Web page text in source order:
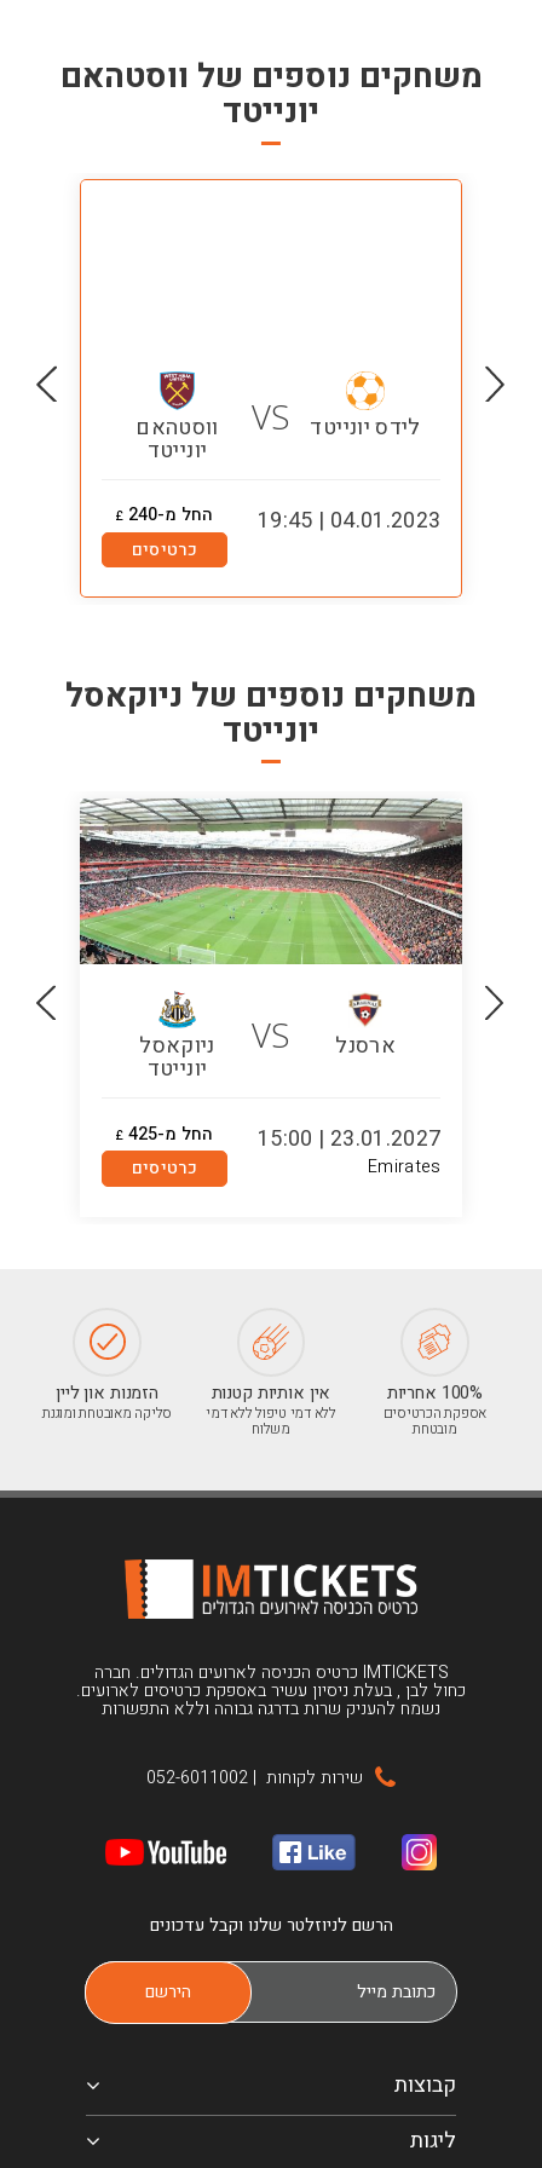
משחקים נוספים של ווסטהאם
יונייטד
לידס יונייטד VS ווסטהאם
יונייטד
04.01.2023 | 19:45 החל מ-240 £
כרטיסים
משחקים נוספים של ניוקאסל
יונייטד
ארסנל VS ניוקאסל
יונייטד
23.01.2027 | 15:00
Emirates
החל מ-425 £
כרטיסים
100% אחריות
אספקת הכרטיסים
מובטחת
אין אותיות קטנות
ללא דמי טיפול ללא דמי
משלוח
הזמנות און ליין
סליקה מאובטחת ומוגנת
IMTICKETS כרטיס הכניסה לארועים הגדולים. חברה
כחול לבן , בעלת ניסיון עשיר באספקת כרטיסים לארועים.
נשמח להעניק שרות בדרגה גבוהה וללא התפשרות
שירות לקוחות |
052-6011002
הרשם לניוזלטר שלנו וקבל עדכונים
קבוצות
ליגות